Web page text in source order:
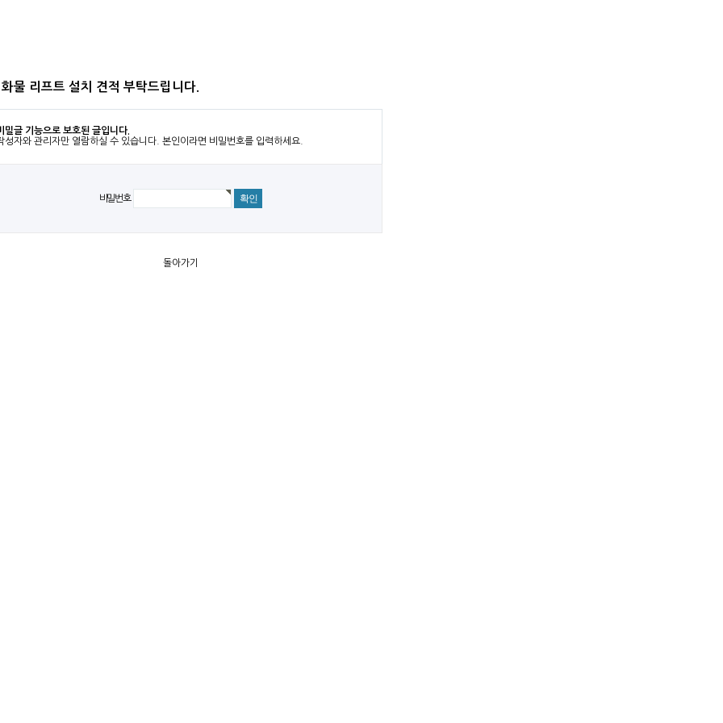
물 리프트 설치 견적 부탁드립니다.
밀글 기능으로 보호된 글입니다.
성자와 관리자만 열람하실 수 있습니다. 본인이라면 비밀번호를 입력하세요.
비밀번호
돌아가기